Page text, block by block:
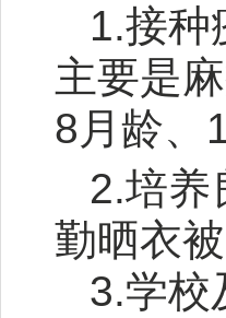
1.接种
主要是
8月龄、
2.培养
勤晒衣
3.学校